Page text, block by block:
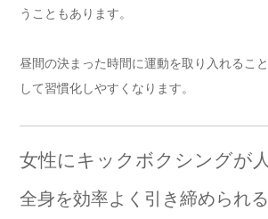
うこともあります。
昼間の決まった時間に運動を取り入れるこ
して習慣化しやすくなります。
女性にキックボクシングが
全身を効率よく引き締められる